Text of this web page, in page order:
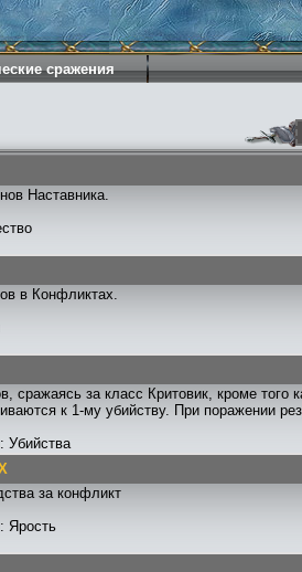
сражения
Наставника.
в Конфликтах.
сражаясь за класс Критовик, кроме
к 1-му убийству. При поражении
Убийства
за конфликт
Ярость